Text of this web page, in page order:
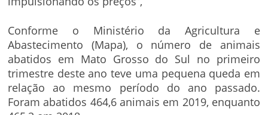
Conforme o Ministério da Agricultura e
Abastecimento (Mapa), o número de animais
abatidos em Mato Grosso do Sul no primeiro
trimestre deste ano teve uma pequena queda em
relação ao mesmo período do ano passado.
Foram abatidos 464,6 animais em 2019, enquanto